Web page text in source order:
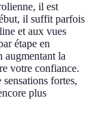
il est
il suffit parfois
et aux vues
étape en
augmentant la
votre confiance.
fortes,
plus